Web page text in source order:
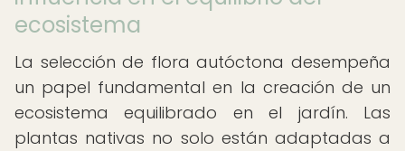
ecosistema
La selección de flora autóctona desempeña
un papel fundamental en la creación de un
ecosistema equilibrado en el jardín. Las
plantas nativas no solo están adaptadas a